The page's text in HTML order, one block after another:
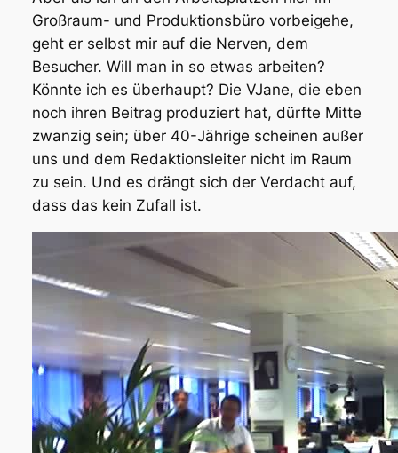
Großraum- und Produktionsbüro vorbeigehe,
geht er selbst mir auf die Nerven, dem
Besucher. Will man in so etwas arbeiten?
Könnte ich es überhaupt? Die VJane, die eben
noch ihren Beitrag produziert hat, dürfte Mitte
zwanzig sein; über 40-Jährige scheinen außer
uns und dem Redaktionsleiter nicht im Raum
zu sein. Und es drängt sich der Verdacht auf,
dass das kein Zufall ist.